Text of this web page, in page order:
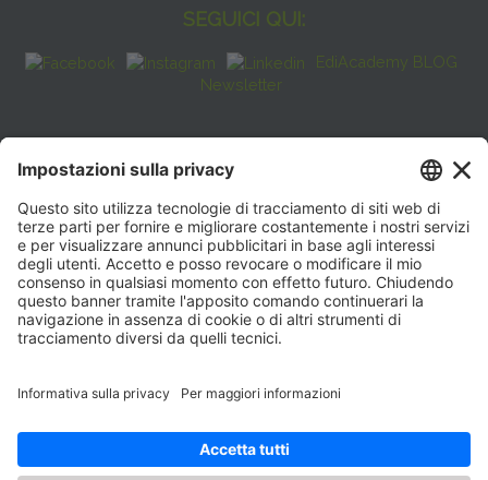
SEGUICI QUI:
EdiAcademy BLOG
Newsletter
FAQ
CONTATTI
EdiAcademy
Sede operativa: V.le E. Forlanini, 21 - 20134, Milano
(+39)0270211274
E-mail:formazione@eenet.it
Sede legale: V.le E. Forlanini, 21 - 20134, Milano
ORARI SEGRETERIA
Lunedì—Giovedì: 08:30–17:30
Venerdì: 08:30–16:00